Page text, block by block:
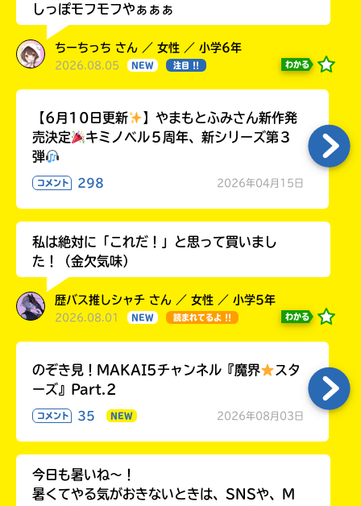
しっぽモフモフやぁぁぁ
ちーちっち さん ／ 女性 ／ 小学6年
2026.08.05 NEW 注目 !! わかる
【6月10日更新
】やまもとふみさん新作発
売決定
キミノベル５周年、新シリーズ第３
弾
コメント 298 2026年04月15日
私は絶対に「これだ！」と思って買いまし
た！（金欠気味）
歴バス推しシャチ さん ／ 女性 ／ 小学5年
2026.08.01 NEW 読まれてるよ !! わかる
のぞき見！MAKAI5チャンネル『魔界
スタ
ーズ』Part.2
コメント 35 NEW 2026年08月03日
今日も暑いね〜！
暑くてやる気がおきないときは、SNSや、M